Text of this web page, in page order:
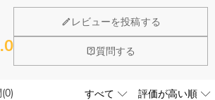
ます。
レビューを投稿する
質問する
(0)
は承っておりますか？
す。ご希望の数量、デザイン、文字内容、ご
軽にお問い合わせください。
要求や制限等はありますか？